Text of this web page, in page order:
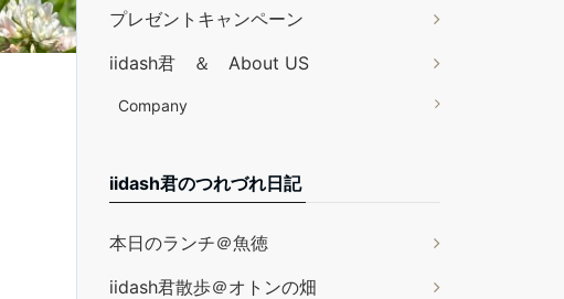
プレゼントキャンペーン
iidash君 ＆ About US
Company
iidash君のつれづれ日記
本日のランチ＠魚徳
iidash君散歩＠オトンの畑